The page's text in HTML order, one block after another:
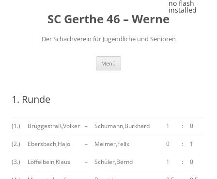
SC Gerthe 46 – Werne
Der Schachverein für Jugendliche und Senioren
Menü
1. Runde
(1.) Brüggestraß,Volker – Schumann,Burkhard 1 : 0
(2.) Ebersbach,Hajo – Melmer,Felix 0 : 1
(3.) Löffelbein,Klaus – Schüler,Bernd 1 : 0
no flash
installed